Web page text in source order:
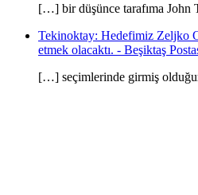
[…] bir düşünce tarafıma John
Tekinoktay: Hedefimiz Zeljko
etmek olacaktı. - Beşiktaş
[…] seçimlerinde girmiş